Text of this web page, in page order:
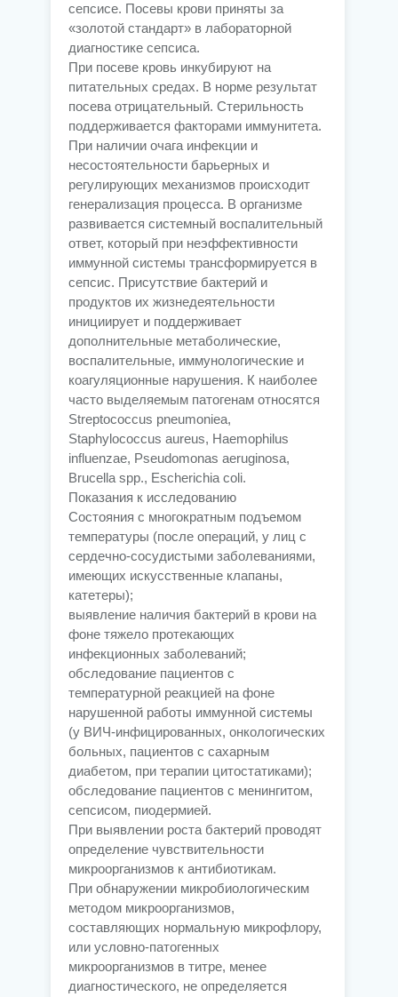
сепсисе. Посевы крови приняты за
«золотой стандарт» в лабораторной
диагностике сепсиса.
При посеве кровь инкубируют на
питательных средах. В норме результат
посева отрицательный. Стерильность
поддерживается факторами иммунитета.
При наличии очага инфекции и
несостоятельности барьерных и
регулирующих механизмов происходит
генерализация процесса. В организме
развивается системный воспалительный
ответ, который при неэффективности
иммунной системы трансформируется в
сепсис. Присутствие бактерий и
продуктов их жизнедеятельности
инициирует и поддерживает
дополнительные метаболические,
воспалительные, иммунологические и
коагуляционные нарушения. К наиболее
часто выделяемым патогенам относятся
Streptococcus pneumoniea,
Staphylococcus aureus, Наemophilus
influenzae, Pseudomonas aeruginosa,
Brucella spр., Escherichia coli.
Показания к исследованию
Состояния с многократным подъемом
температуры (после операций, у лиц с
сердечно-сосудистыми заболеваниями,
имеющих искусственные клапаны,
катетеры);
выявление наличия бактерий в крови на
фоне тяжело протекающих
инфекционных заболеваний;
обследование пациентов с
температурной реакцией на фоне
нарушенной работы иммунной системы
(у ВИЧ-инфицированных, онкологических
больных, пациентов с сахарным
диабетом, при терапии цитостатиками);
обследование пациентов с менингитом,
сепсисом, пиодермией.
При выявлении роста бактерий проводят
определение чувствительности
микроорганизмов к антибиотикам.
При обнаружении микробиологическим
методом микроорганизмов,
составляющих нормальную микрофлору,
или условно-патогенных
микроорганизмов в титре, менее
диагностического, не определяется